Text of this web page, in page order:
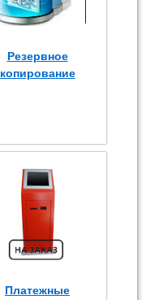
Резервное
копирование
Платежные